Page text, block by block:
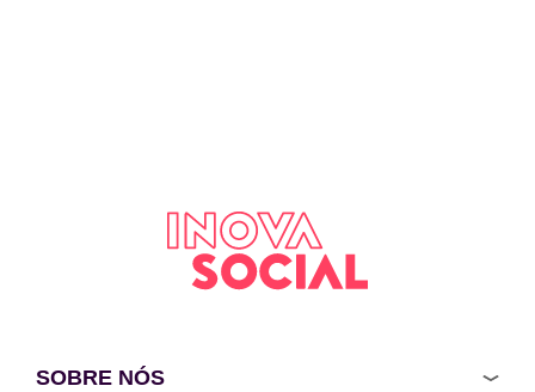
SOBRE NÓS